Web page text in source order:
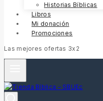
Historias Bíblicas
Libros
Mi donación
Promociones
Las mejores ofertas 3x2